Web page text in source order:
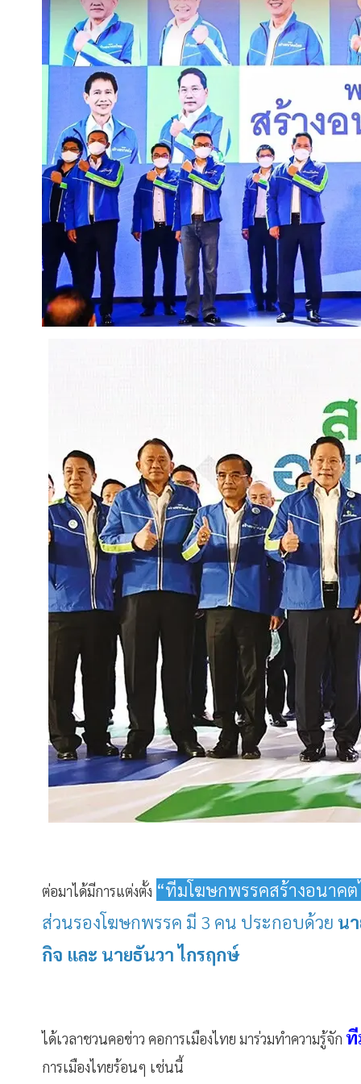
ต่อมาได้มีการแต่งตั้ง “ทีมโฆษกพรรคสร้างอนาคต
ส่วนรองโฆษกพรรค มี 3 คน ประกอบด้วย น
กิจ และ นายธันวา ไกรฤกษ์
ได้เวลาชวนคอข่าว คอการเมืองไทย มาร่วมทำความรู้จัก ที
การเมืองไทยร้อนๆ เช่นนี้